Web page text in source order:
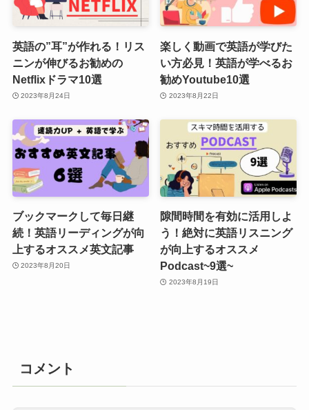
英語の”耳”が作れる！リス
ニンが伸びるお勧めの
Netflixドラマ10選
2023年8月24日
楽しく動画で英語が学びた
い方必見！英語が学べるお
勧めYoutube10選
2023年8月22日
ブックマークして毎日継
続！英語リーディングが向
上するオススメ英文記事
2023年8月20日
隙間時間を有効に活用しよ
う！絶対に英語リスニング
が向上するオススメ
Podcast~9選~
2023年8月19日
コメント